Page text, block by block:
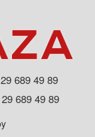
689 49 89
689 49 89